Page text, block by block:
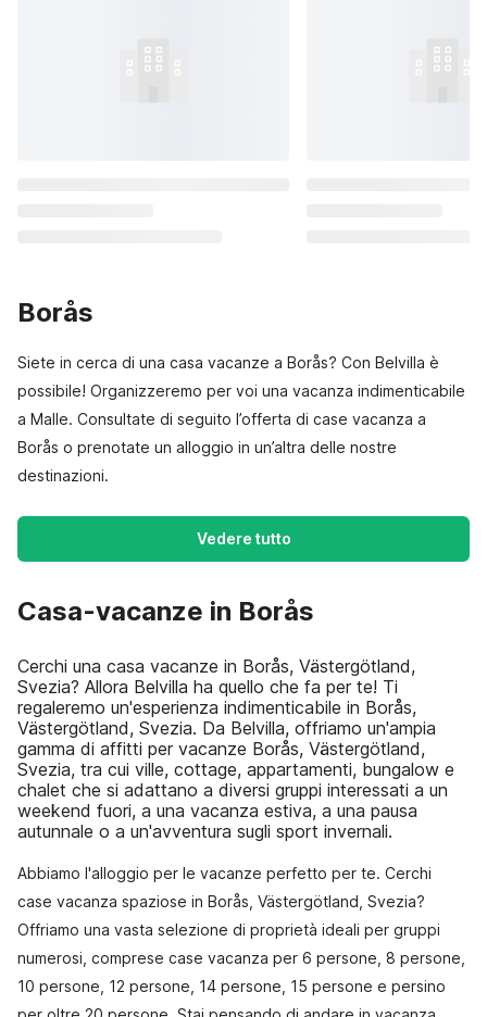
Borås
Siete in cerca di una casa vacanze a Borås? Con Belvilla è
possibile! Organizzeremo per voi una vacanza indimenticabile
a Malle. Consultate di seguito l’offerta di case vacanza a
Borås o prenotate un alloggio in un’altra delle nostre
destinazioni.
Vedere tutto
Casa-vacanze in Borås
Cerchi una casa vacanze in Borås, Västergötland,
Svezia? Allora Belvilla ha quello che fa per te! Ti
regaleremo un'esperienza indimenticabile in Borås,
Västergötland, Svezia. Da Belvilla, offriamo un'ampia
gamma di affitti per vacanze Borås, Västergötland,
Svezia, tra cui ville, cottage, appartamenti, bungalow e
chalet che si adattano a diversi gruppi interessati a un
weekend fuori, a una vacanza estiva, a una pausa
autunnale o a un'avventura sugli sport invernali.
Abbiamo l'alloggio per le vacanze perfetto per te. Cerchi
case vacanza spaziose in Borås, Västergötland, Svezia?
Offriamo una vasta selezione di proprietà ideali per gruppi
numerosi, comprese case vacanza per 6 persone, 8 persone,
10 persone, 12 persone, 14 persone, 15 persone e persino